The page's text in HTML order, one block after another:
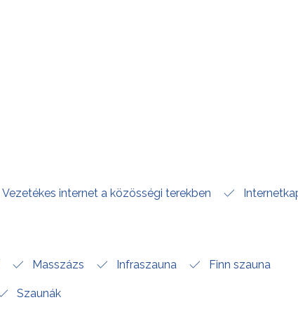
Vezetékes internet a közösségi terekben
Masszázs Infraszauna Finn szauna
Szaunák